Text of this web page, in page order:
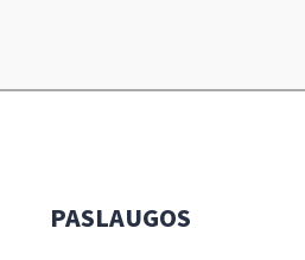
PASLAUGOS